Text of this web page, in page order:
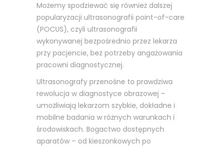
Możemy spodziewać się również dalszej
popularyzacji ultrasonografii point-of-care
(POCUS), czyli ultrasonografii
wykonywanej bezpośrednio przez lekarza
przy pacjencie, bez potrzeby angażowania
pracowni diagnostycznej.
Ultrasonografy przenośne to prawdziwa
rewolucja w diagnostyce obrazowej –
umożliwiają lekarzom szybkie, dokładne i
mobilne badania w różnych warunkach i
środowiskach. Bogactwo dostępnych
aparatów – od kieszonkowych po